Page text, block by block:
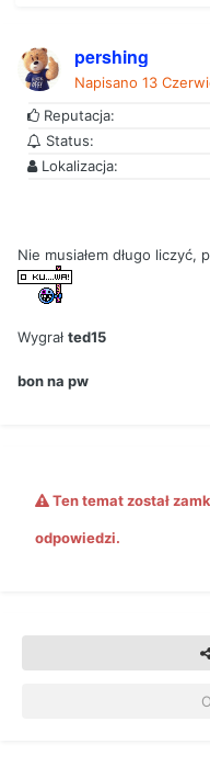
pershing
Napisano 13
Reputacja:
Status:
Lokalizacja:
Nie musiałem długo
Wygrał ted15
bon na pw
Ten temat został
odpowiedzi.